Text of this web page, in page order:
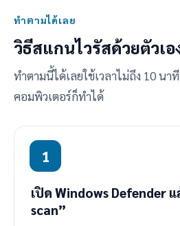
ทำตามได้เลย
วิธีสแกนไวรัสด้วยตัวเ
ทำตามนี้ได้เลยใช้เวลาไม่ถึง 10 นา
คอมพิวเตอร์ก็ทำได้
เปิด Windows Defender
scan”